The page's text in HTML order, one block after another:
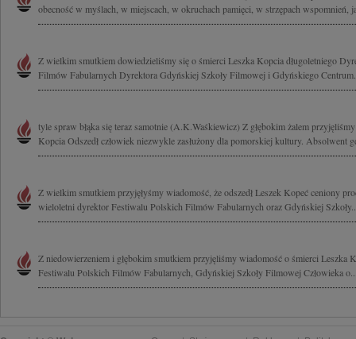
obecność w myślach, w miejscach, w okruchach pamięci, w strzępach wspomnień,
Z wielkim smutkiem dowiedzieliśmy się o śmierci Leszka Kopcia długoletniego
Filmów Fabularnych Dyrektora Gdyńskiej Szkoły Filmowej i Gdyńskiego
tyle spraw błąka się teraz samotnie (A.K.Waśkiewicz) Z głębokim żalem
Kopcia Odszedł człowiek niezwykle zasłużony dla pomorskiej kultury. Absolwent
Z wielkim smutkiem przyjęłyśmy wiadomość, że odszedł Leszek Kopeć ceniony
wieloletni dyrektor Festiwalu Polskich Filmów Fabularnych oraz Gdyńskiej
Z niedowierzeniem i głębokim smutkiem przyjęliśmy wiadomość o śmierci Leszka
Festiwalu Polskich Filmów Fabularnych, Gdyńskiej Szkoły Filmowej Człowieka